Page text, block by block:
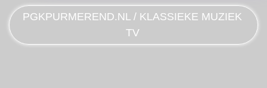
PGKPURMEREND.NL / KLASSIEKE MUZIEK
TV